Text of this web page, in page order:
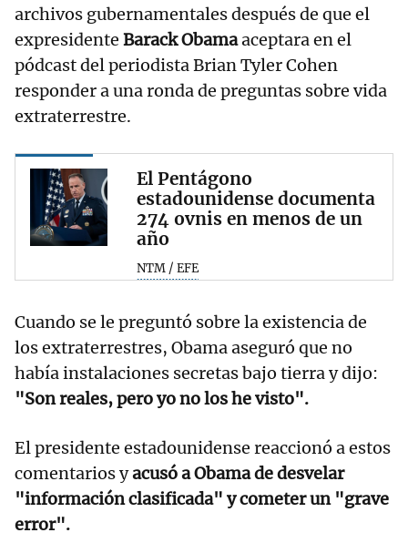
archivos gubernamentales después de que el
expresidente Barack Obamaaceptara en el
pódcast del periodista Brian Tyler Cohen
responder a una ronda de preguntas sobre vida
extraterrestre.
El Pentágono
estadounidense documenta
274 ovnis en menos de un
año
NTM / EFE
Cuando se le preguntó sobre la existencia de
los extraterrestres, Obama aseguró que no
había instalaciones secretas bajo tierra y dijo:
"Son reales, pero yo no los he visto".
El presidente estadounidense reaccionó a estos
comentarios yacusó a Obama de desvelar
"información clasificada" y cometer un "grave
error".